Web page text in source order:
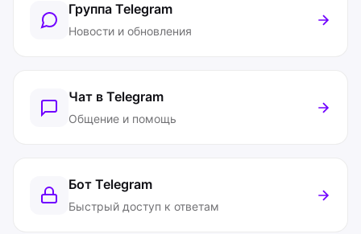
Группа Telegram
Новости и обновления
Чат в Telegram
Общение и помощь
Бот Telegram
Быстрый доступ к ответам